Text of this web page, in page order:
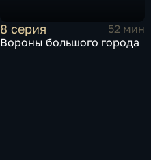
8 серия
52 мин
Вороны большого города